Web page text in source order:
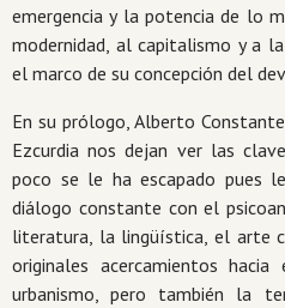
emergencia y la potencia de lo
modernidad, al capitalismo y a
el marco de su concepción del
En su prólogo, Alberto
Ezcurdia nos dejan ver las
poco se le ha escapado pues
diálogo constante con el
literatura, la lingüística, el arte
originales acercamientos
urbanismo, pero también la